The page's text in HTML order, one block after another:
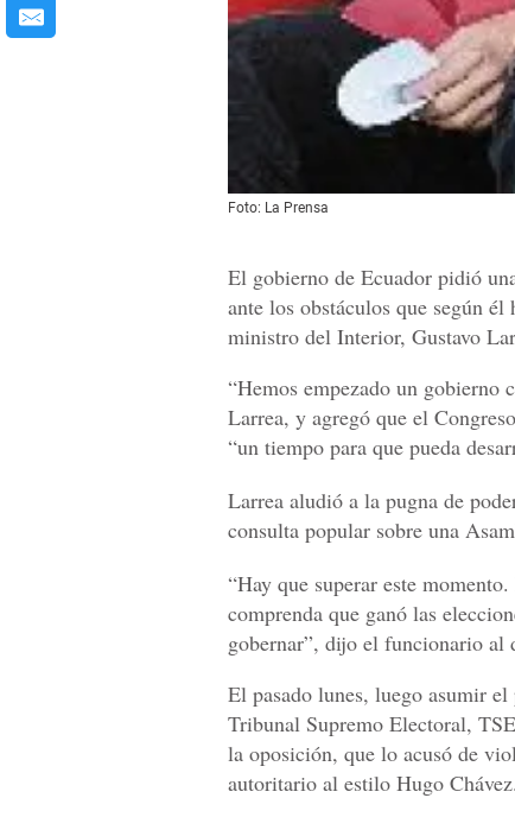
Foto: La Prensa
El gobierno de Ecuador pidió
ante los obstáculos que según
ministro del Interior, Gustavo
“Hemos empezado un gobierno
Larrea, y agregó que el
“un tiempo para que pueda
Larrea aludió a la pugna de
consulta popular sobre una
“Hay que superar este
comprenda que ganó las
gobernar”, dijo el funcionario al
El pasado lunes, luego asumir
Tribunal Supremo Electoral,
la oposición, que lo acusó de
autoritario al estilo Hugo Chávez.